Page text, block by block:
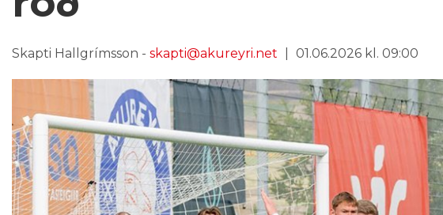
Skapti Hallgrímsson - skapti@akureyri.net 01.06.2026 kl. 09:00